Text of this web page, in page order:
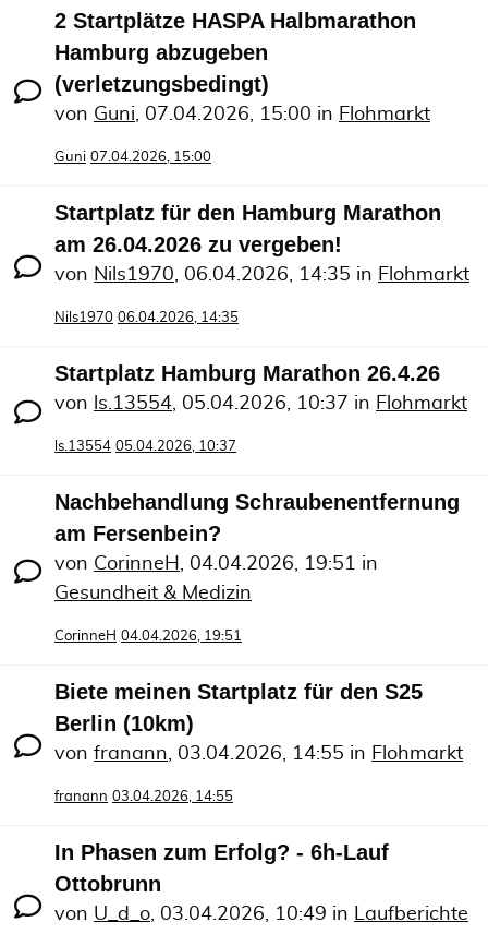
2 Startplätze HASPA Halbmarathon
Hamburg abzugeben
(verletzungsbedingt)
von Guni, 07.04.2026, 15:00 in Flohmarkt
Guni 07.04.2026, 15:00
Startplatz für den Hamburg Marathon
am 26.04.2026 zu vergeben!
von Nils1970, 06.04.2026, 14:35 in Flohmarkt
Nils1970 06.04.2026, 14:35
Startplatz Hamburg Marathon 26.4.26
von ls.13554, 05.04.2026, 10:37 in Flohmarkt
ls.13554 05.04.2026, 10:37
Nachbehandlung Schraubenentfernung
am Fersenbein?
von CorinneH , 04.04.2026, 19:51 in
Gesundheit & Medizin
CorinneH 04.04.2026, 19:51
Biete meinen Startplatz für den S25
Berlin (10km)
von franann, 03.04.2026, 14:55 in Flohmarkt
franann 03.04.2026, 14:55
In Phasen zum Erfolg? - 6h-Lauf
Ottobrunn
von U_d_o, 03.04.2026, 10:49 in Laufberichte